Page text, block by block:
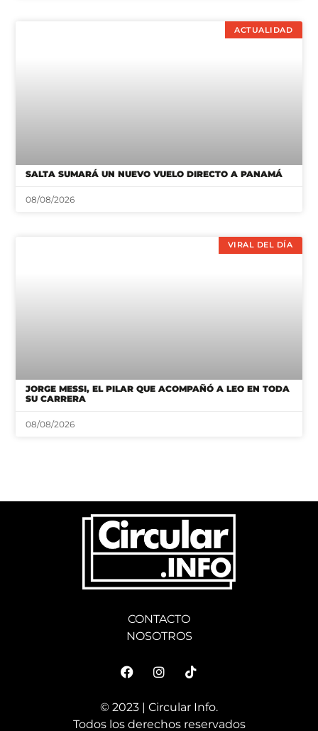
ACTUALIDAD
SALTA SUMARÁ UN NUEVO VUELO DIRECTO A PANAMÁ
08/08/2026
VIRAL DEL DÍA
JORGE MESSI, EL PILAR QUE ACOMPAÑÓ A LEO EN TODA
SU CARRERA
08/08/2026
CONTACTO
NOSOTROS
© 2023 | Circular Info.
Todos los derechos reservados